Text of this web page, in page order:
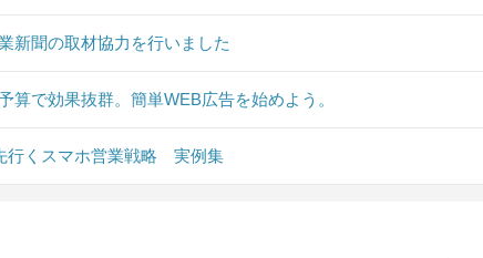
新聞の取材協力を行いました
算で効果抜群。簡単WEB広告を始めよう。
行くスマホ営業戦略 実例集